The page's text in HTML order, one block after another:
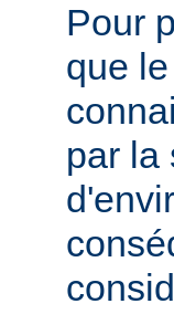
Pour
que
par la